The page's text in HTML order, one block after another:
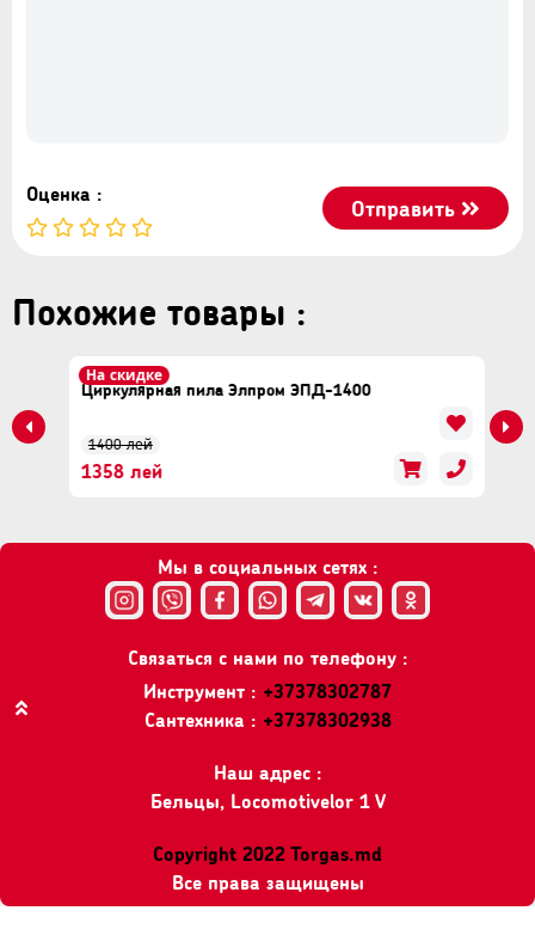
Похожие товары :
На скидке
Циркулярная пила Элпром ЭПД-1400
1400 лей
1358 лей
Оценка :
Отправить
Мы в социальных сетях :
Связаться с нами по телефону :
Инструмент : +37378302787
Сантехника : +37378302938
Наш адрес :
Бельцы, Locomotivelor 1 V
Copyright 2022 Torgas.md
Все права защищены